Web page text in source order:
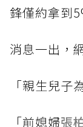
鋒僅約拿到
消息一出，
「親生兒子
「前媳婦張